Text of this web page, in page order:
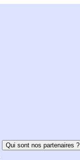
Qui sont nos partenaires ?